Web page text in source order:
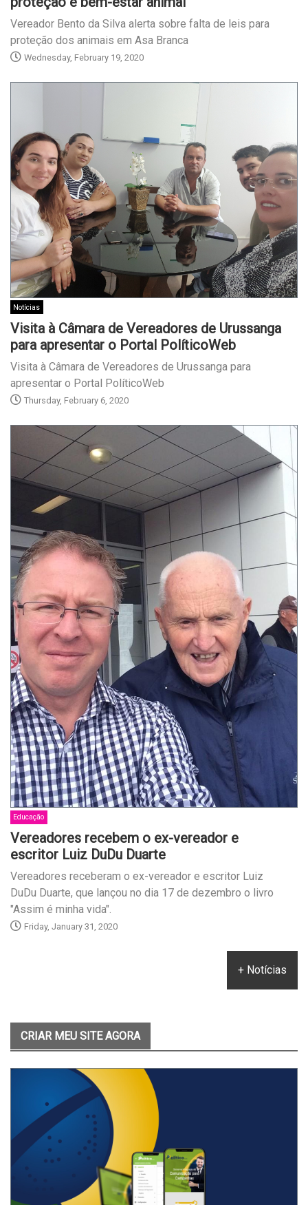
Vereador Bento da Silva alerta sobre falta de leis para
proteção dos animais em Asa Branca
Wednesday, February 19, 2020
Notícias
Visita à Câmara de Vereadores de Urussanga
para apresentar o Portal PolíticoWeb
Visita à Câmara de Vereadores de Urussanga para
apresentar o Portal PolíticoWeb
Thursday, February 6, 2020
Educação
Vereadores recebem o ex-vereador e
escritor Luiz DuDu Duarte
Vereadores receberam o ex-vereador e escritor Luiz
DuDu Duarte, que lançou no dia 17 de dezembro o livro
"Assim é minha vida".
Friday, January 31, 2020
+ Notícias
CRIAR MEU SITE AGORA